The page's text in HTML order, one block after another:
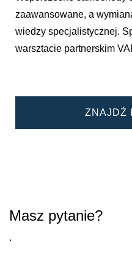
zaawansowane, a
wiedzy specjalistycznej.
warsztacie partnerskim
ZNAJDŹ
Masz pytanie?
.